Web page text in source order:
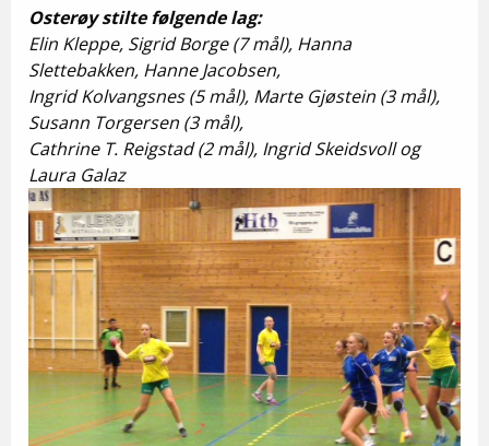
Osterøy stilte følgende lag:
Elin Kleppe, Sigrid Borge (7 mål), Hanna
Slettebakken, Hanne Jacobsen,
Ingrid Kolvangsnes (5 mål), Marte Gjøstein (3 mål),
Susann Torgersen (3 mål),
Cathrine T. Reigstad (2 mål), Ingrid Skeidsvoll og
Laura Galaz